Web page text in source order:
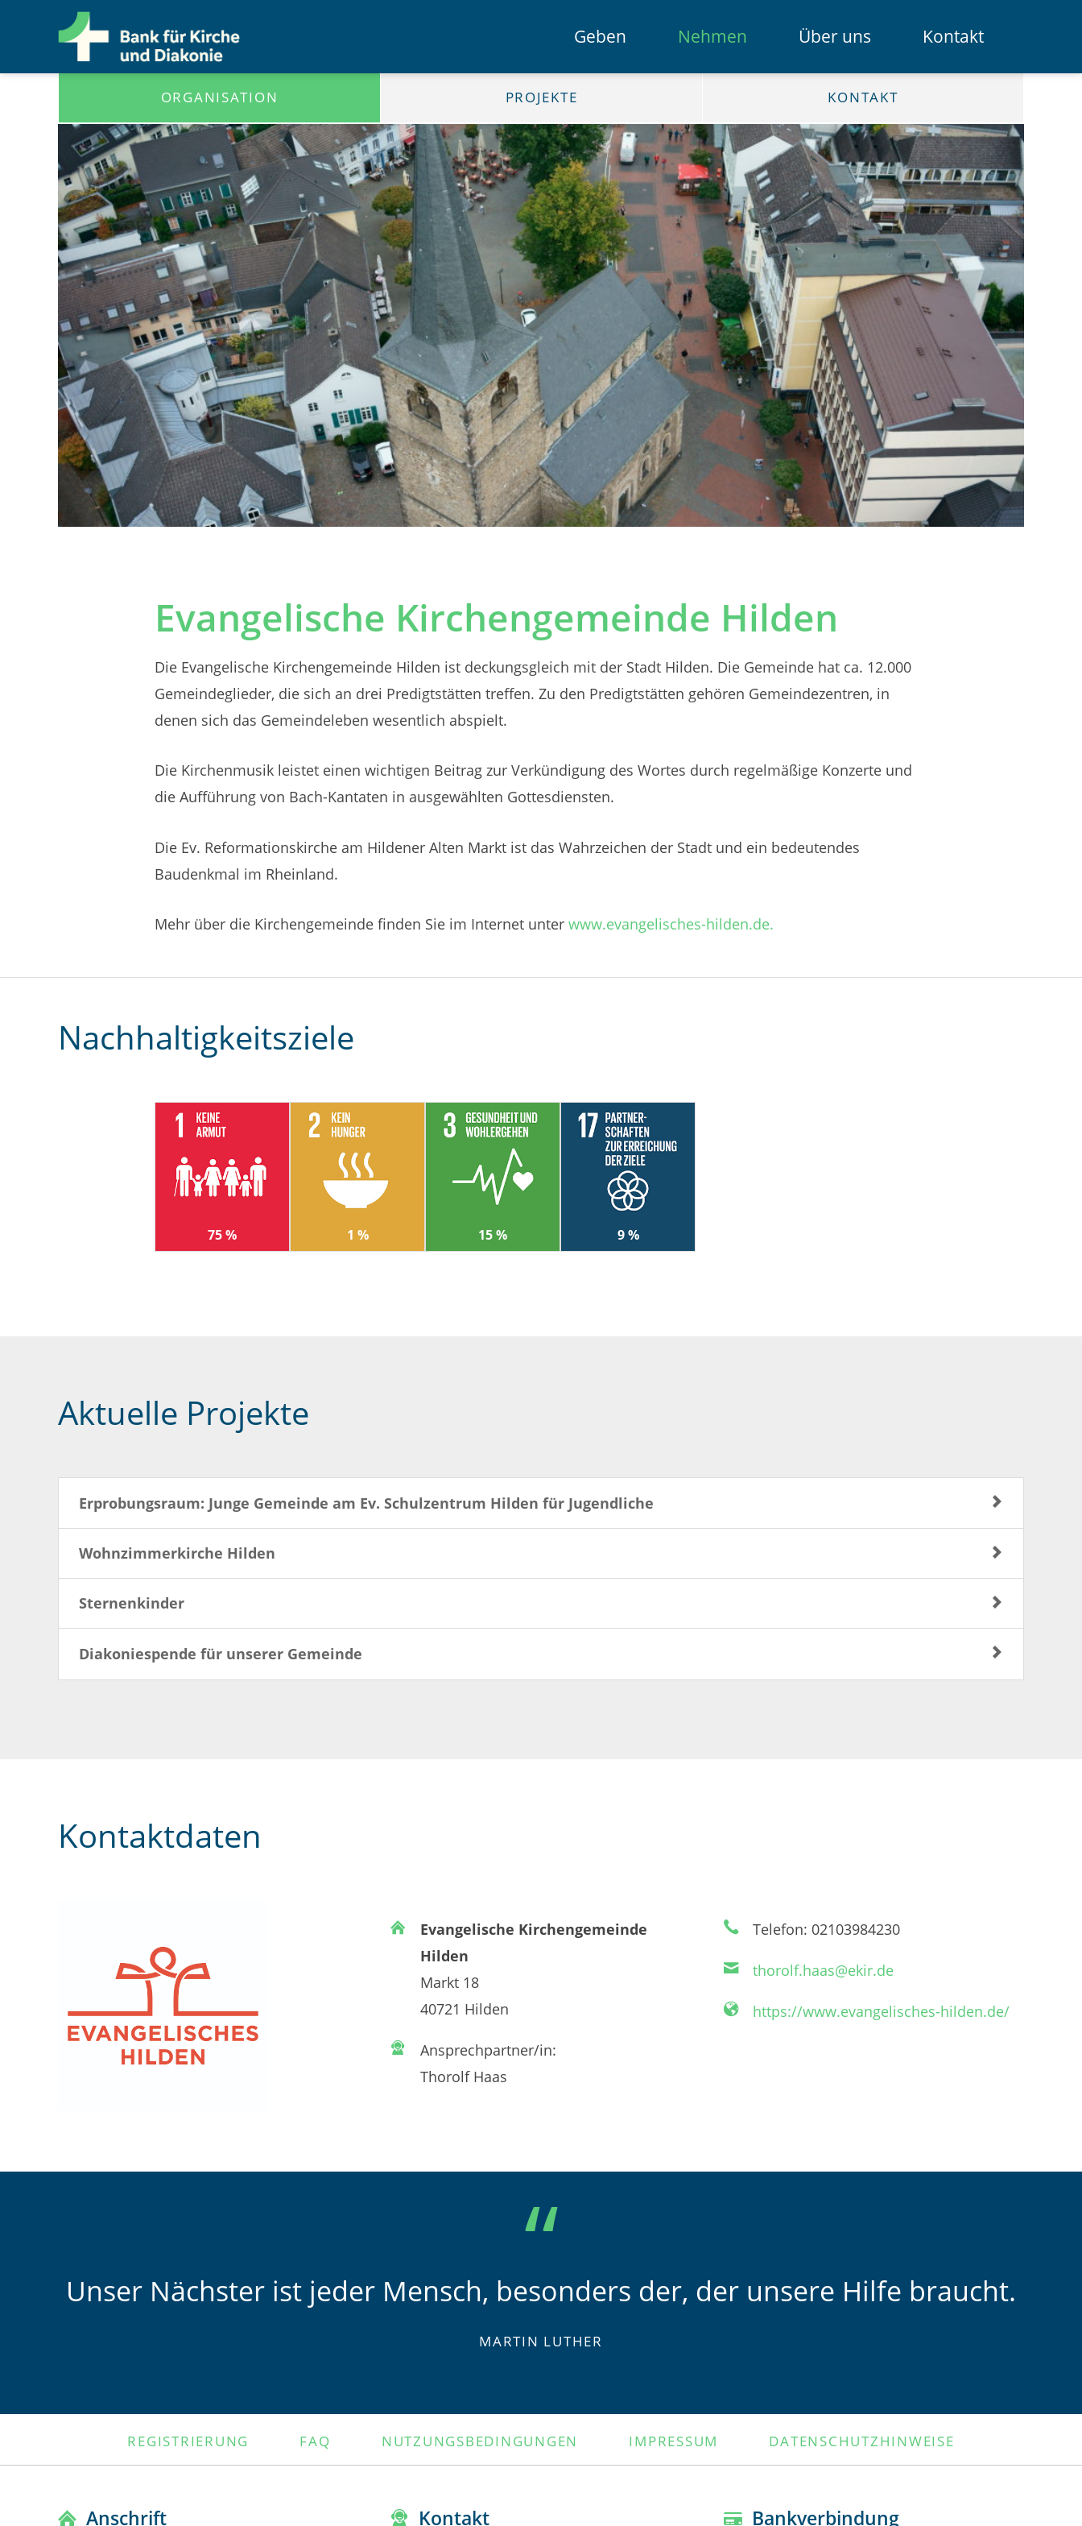
Geben Nehmen Über uns
Das Spendenportal
Die Bank
Das Team
Erklärfilme
Registrierung für Institutionen
Kontakt
Kontakt
ORGANISATION PROJEKTE KONTAKT
Evangelische Kirchengemeinde Hilden
Die Evangelische Kirchengemeinde Hilden ist deckungsgleich mit der Stadt Hilden. Die Gemeinde hat ca. 12.000
Gemeindeglieder, die sich an drei Predigtstätten treffen. Zu den Predigtstätten gehören Gemeindezentren, in
denen sich das Gemeindeleben wesentlich abspielt.
Die Kirchenmusik leistet einen wichtigen Beitrag zur Verkündigung des Wortes durch regelmäßige Konzerte und
die Aufführung von Bach-Kantaten in ausgewählten Gottesdiensten.
Die Ev. Reformationskirche am Hildener Alten Markt ist das Wahrzeichen der Stadt und ein bedeutendes
Baudenkmal im Rheinland.
Mehr über die Kirchengemeinde finden Sie im Internet unter www.evangelisches-hilden.de.
Nachhaltigkeitsziele
75 % 1 % 15 % 9 %
Aktuelle Projekte
Erprobungsraum: Junge Gemeinde am Ev. Schulzentrum Hilden für Jugendliche
Wohnzimmerkirche Hilden
Sternenkinder
Diakoniespende für unserer Gemeinde
Kontaktdaten
Evangelische Kirchengemeinde
Hilden
Markt 18
40721 Hilden
Ansprechpartner/in:
Thorolf Haas
Telefon: 02103984230
thorolf.haas@ekir.de
https://www.evangelisches-hilden.de/
Unser Nächster ist jeder Mensch, besonders der, der unsere Hilfe braucht.
MARTIN LUTHER
ÜBERSPRINGEN
REGISTRIERUNG FAQ NUTZUNGSBEDINGUNGEN IMPRESSUM DATENSCHUTZHINWEISE
Anschrift Kontakt Bankverbindung